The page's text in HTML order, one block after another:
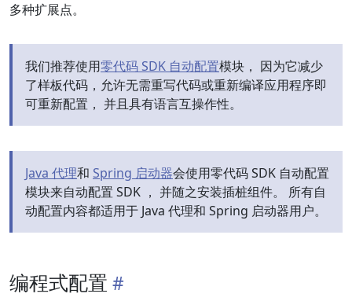
多种扩展点。
我们推荐使用零代码 SDK 自动配置模块， 因为它减少
了样板代码，允许无需重写代码或重新编译应用程序即
可重新配置， 并且具有语言互操作性。
Java 代理和 Spring 启动器会使用零代码 SDK 自动配置
模块来自动配置 SDK ， 并随之安装插桩组件。 所有自
动配置内容都适用于 Java 代理和 Spring 启动器用户。
编程式配置